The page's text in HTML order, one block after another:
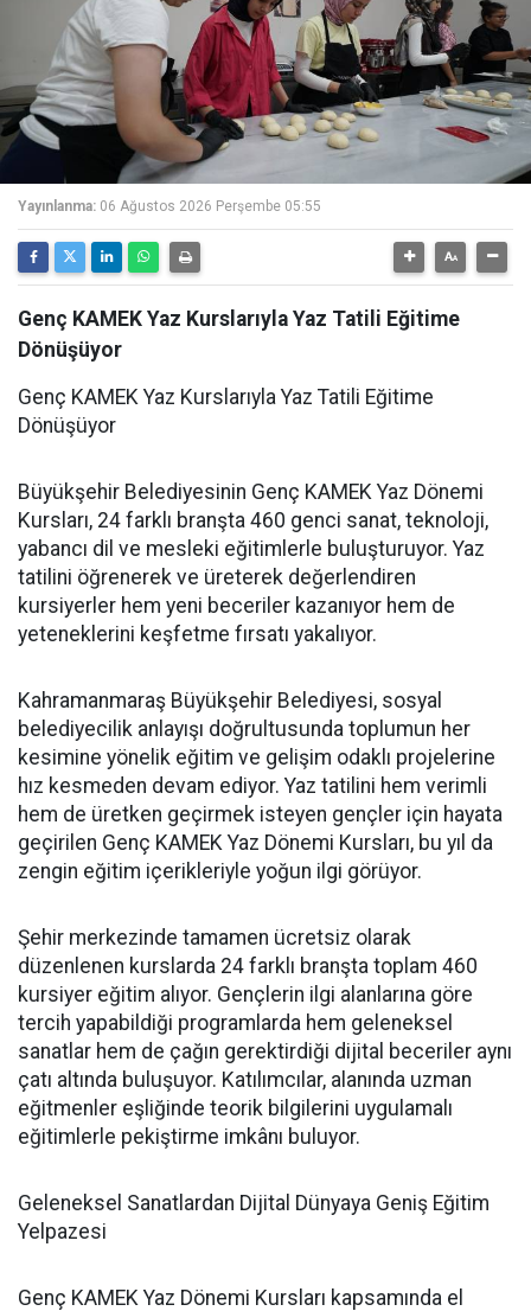
Yayınlanma: 06 Ağustos 2026 Perşembe 05:55
Genç KAMEK Yaz Kurslarıyla Yaz Tatili Eğitime
Dönüşüyor
Genç KAMEK Yaz Kurslarıyla Yaz Tatili Eğitime
Dönüşüyor
Büyükşehir Belediyesinin Genç KAMEK Yaz Dönemi
Kursları, 24 farklı branşta 460 genci sanat, teknoloji,
yabancı dil ve mesleki eğitimlerle buluşturuyor. Yaz
tatilini öğrenerek ve üreterek değerlendiren
kursiyerler hem yeni beceriler kazanıyor hem de
yeteneklerini keşfetme fırsatı yakalıyor.
Kahramanmaraş Büyükşehir Belediyesi, sosyal
belediyecilik anlayışı doğrultusunda toplumun her
kesimine yönelik eğitim ve gelişim odaklı projelerine
hız kesmeden devam ediyor. Yaz tatilini hem verimli
hem de üretken geçirmek isteyen gençler için hayata
geçirilen Genç KAMEK Yaz Dönemi Kursları, bu yıl da
zengin eğitim içerikleriyle yoğun ilgi görüyor.
Şehir merkezinde tamamen ücretsiz olarak
düzenlenen kurslarda 24 farklı branşta toplam 460
kursiyer eğitim alıyor. Gençlerin ilgi alanlarına göre
tercih yapabildiği programlarda hem geleneksel
sanatlar hem de çağın gerektirdiği dijital beceriler aynı
çatı altında buluşuyor. Katılımcılar, alanında uzman
eğitmenler eşliğinde teorik bilgilerini uygulamalı
eğitimlerle pekiştirme imkânı buluyor.
Geleneksel Sanatlardan Dijital Dünyaya Geniş Eğitim
Yelpazesi
Genç KAMEK Yaz Dönemi Kursları kapsamında el